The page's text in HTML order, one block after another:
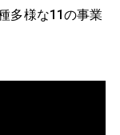
多様な11の事業